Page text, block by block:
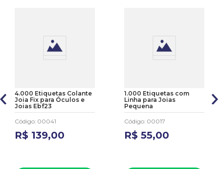
4.000 Etiquetas Colante
Joia Fix para Óculos e
Joias Ebf23
Código: 00041
R$ 139,00
1.000 Etiquetas com
Linha para Joias
Pequena
Código: 00017
R$ 55,00